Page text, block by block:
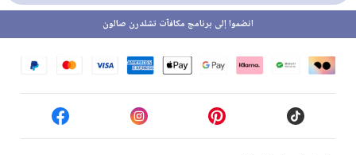
انضموا إلى برنامج مكافآت تشلدرن صالون